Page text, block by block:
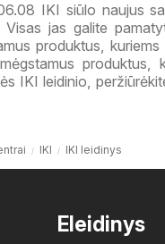
IKI siūlo naujus
jas galite
produktus,
produktus,
IKI leidinio,
IKI IKI leidinys
Eleidinys